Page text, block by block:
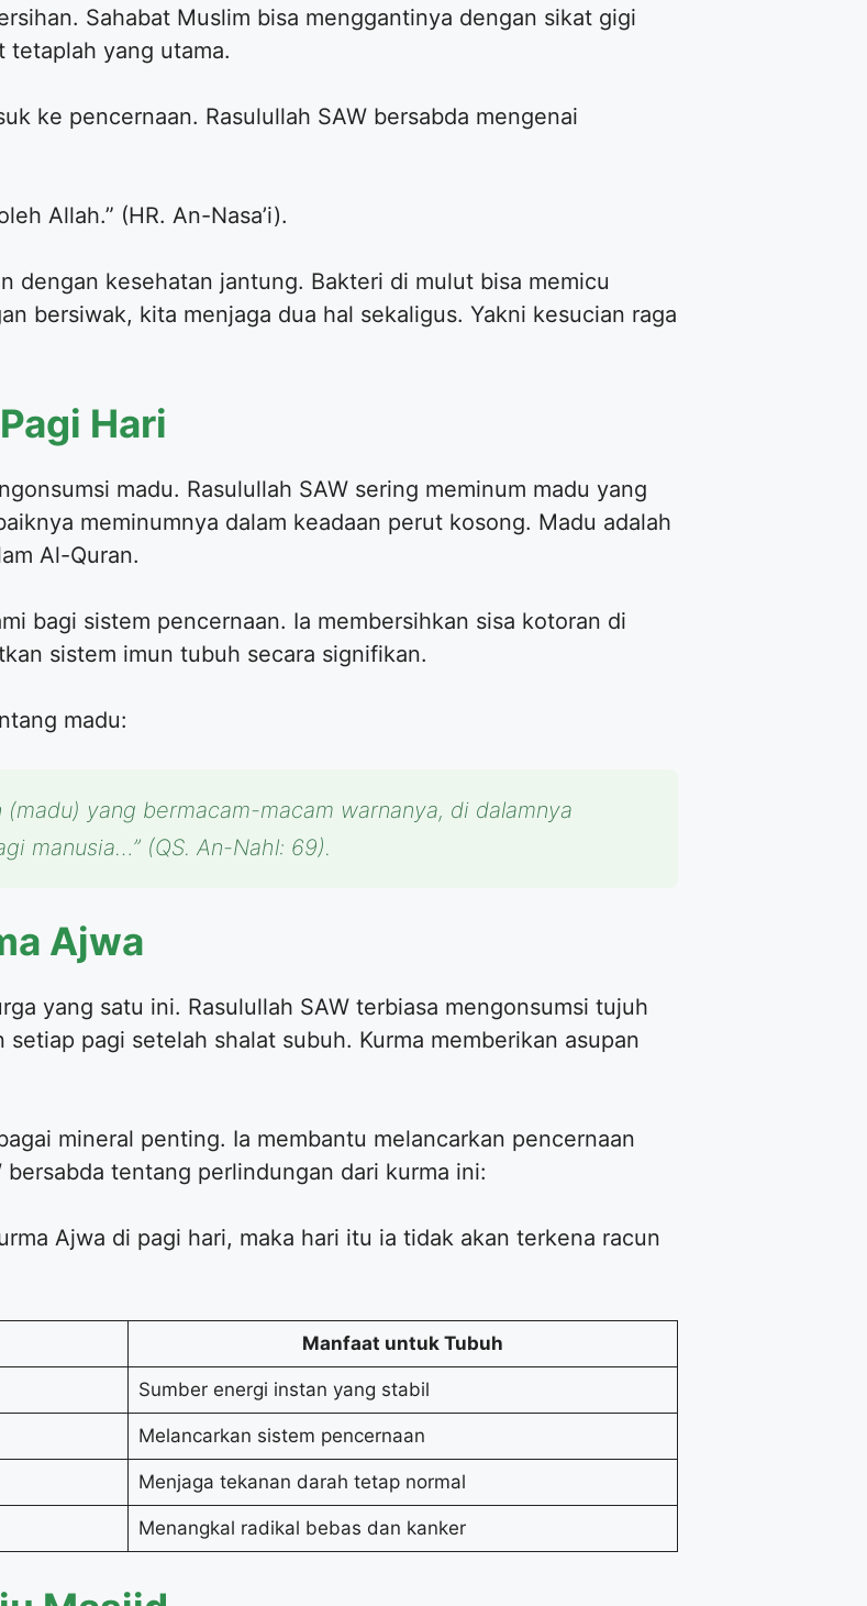
Sahabat Muslim bisa menggantinya dengan sikat gigi
tetaplah yang utama.
ke pencernaan. Rasulullah SAW bersabda mengenai
Allah.” (HR. An-Nasa’i).
dengan kesehatan jantung. Bakteri di mulut bisa memicu
bersiwak, kita menjaga dua hal sekaligus. Yakni kesucian raga
Hari
madu. Rasulullah SAW sering meminum madu yang
meminumnya dalam keadaan perut kosong. Madu adalah
Al-Quran.
bagi sistem pencernaan. Ia membersihkan sisa kotoran di
sistem imun tubuh secara signifikan.
madu:
yang bermacam-macam warnanya, di dalamnya
manusia…” (QS. An-Nahl: 69).
Ajwa
yang satu ini. Rasulullah SAW terbiasa mengonsumsi tujuh
pagi setelah shalat subuh. Kurma memberikan asupan
mineral penting. Ia membantu melancarkan pencernaan
tentang perlindungan dari kurma ini:
Ajwa di pagi hari, maka hari itu ia tidak akan terkena racun
Manfaat untuk Tubuh
Sumber energi instan yang stabil
Melancarkan sistem pencernaan
Menjaga tekanan darah tetap normal
Menangkal radikal bebas dan kanker